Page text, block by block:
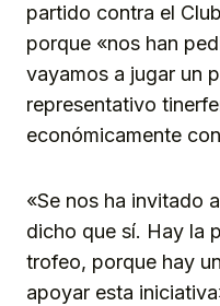
partido contra el
porque «nos han
vayamos a jugar un
representativo
económicamente
«Se nos ha invitado
dicho que sí. Hay la
trofeo, porque hay
apoyar esta